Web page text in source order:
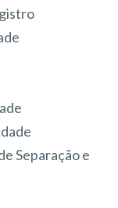
Separação e